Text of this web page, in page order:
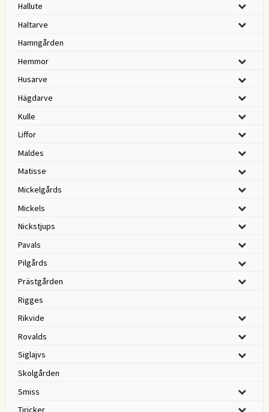
Hallute
Haltarve
Hamngården
Hemmor
Husarve
Hägdarve
Kulle
Liffor
Maldes
Matisse
Mickelgårds
Mickels
Nickstjups
Pavals
Pilgårds
Prästgården
Rigges
Rikvide
Rovalds
Siglajvs
Skolgården
Smiss
Tiricker